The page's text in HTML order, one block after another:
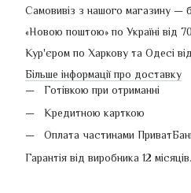
Самовивіз з нашого магазину —
«Новою поштою» по Україні від
Кур'єром по Харкову та Одесі
Більше інформації про доставку
Готівкою при отриманні
Кредитною карткою
Оплата частинами
Гарантія від виробника 12 місяців.